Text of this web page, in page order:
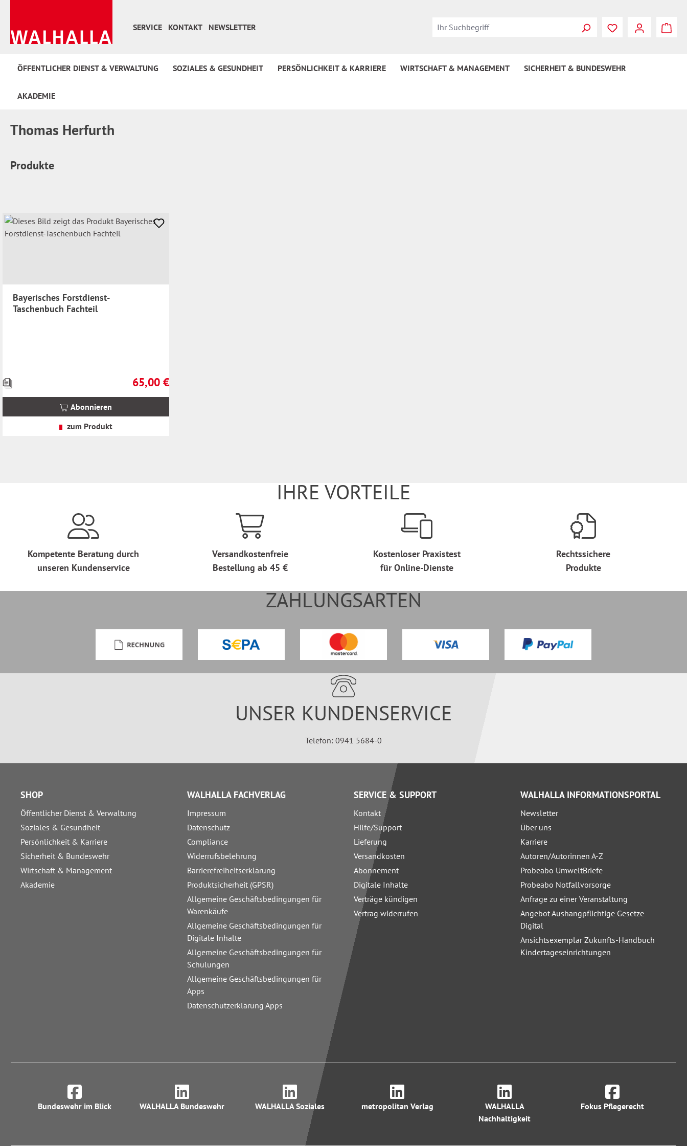
SERVICE
KONTAKT NEWSLETTER Du hast 0
ÖFFENTLICHER DIENST & VERWALTUNG SOZIALES & GESUNDHEIT PERSÖNLICHKEIT & KARRIERE WIRTSCHAFT & MANAGEMENT SICHERHEIT & BUNDESWEHR
AKADEMIE
Thomas Herfurth
Produkte
Bayerisches Forstdienst-
Taschenbuch Fachteil
Regulärer Preis:
65,00 €
Preise
inkl.
Abonnieren
zum Produkt
IHRE VORTEILE
Kompetente Beratung durch
unseren Kundenservice
Versandkostenfreie
Bestellung ab 45 €
Kostenloser Praxistest
für Online-Dienste
Rechtssichere
Produkte
ZAHLUNGSARTEN
UNSER KUNDENSERVICE
Telefon: 0941 5684-0
SHOP
Öffentlicher Dienst & Verwaltung
Soziales & Gesundheit
Persönlichkeit & Karriere
Sicherheit & Bundeswehr
Wirtschaft & Management
Akademie
WALHALLA FACHVERLAG
Impressum
Datenschutz
Compliance
Widerrufsbelehrung
Barrierefreiheitserklärung
Produktsicherheit (GPSR)
Allgemeine Geschäftsbedingungen für
Warenkäufe
Allgemeine Geschäftsbedingungen für
Digitale Inhalte
Allgemeine Geschäftsbedingungen für
Schulungen
Allgemeine Geschäftsbedingungen für
Apps
Datenschutzerklärung Apps
SERVICE & SUPPORT
Kontakt
Hilfe/Support
Lieferung
Versandkosten
Abonnement
Digitale Inhalte
Verträge kündigen
Vertrag widerrufen
WALHALLA INFORMATIONSPORTAL
Newsletter
Über uns
Karriere
Autoren/Autorinnen A-Z
Probeabo UmweltBriefe
Probeabo Notfallvorsorge
Anfrage zu einer Veranstaltung
Angebot Aushangpflichtige Gesetze
Digital
Ansichtsexemplar Zukunfts-Handbuch
Kindertageseinrichtungen
Bundeswehr im Blick WALHALLA Bundeswehr WALHALLA Soziales metropolitan Verlag
WALHALLA
Nachhaltigkeit
Fokus Pflegerecht